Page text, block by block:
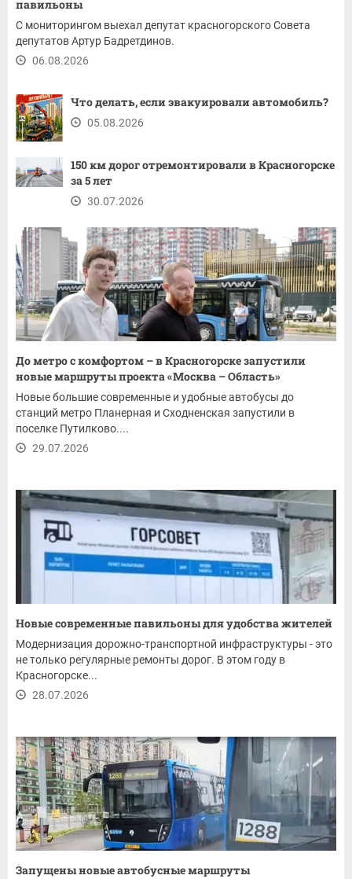
павильоны
С мониторингом выехал депутат красногорского Совета
депутатов Артур Бадретдинов.
06.08.2026
Что делать, если эвакуировали автомобиль?
05.08.2026
150 км дорог отремонтировали в Красногорске
за 5 лет
30.07.2026
До метро с комфортом – в Красногорске запустили
новые маршруты проекта «Москва – Область»
Новые большие современные и удобные автобусы до
станций метро Планерная и Сходненская запустили в
поселке Путилково....
29.07.2026
Новые современные павильоны для удобства жителей
Модернизация дорожно-транспортной инфраструктуры - это
не только регулярные ремонты дорог. В этом году в
Красногорске...
28.07.2026
Запущены новые автобусные маршруты